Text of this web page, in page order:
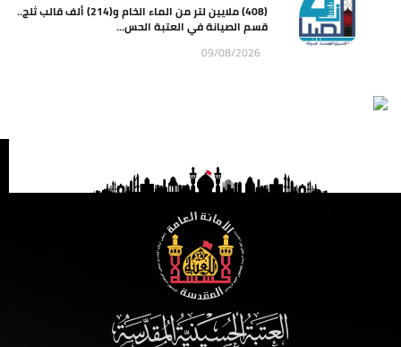
(408) ملايين لتر من الماء الخام و(214) ألف قالب ثلج..
قسم الصيانة في العتبة الحس...
09/08/2026